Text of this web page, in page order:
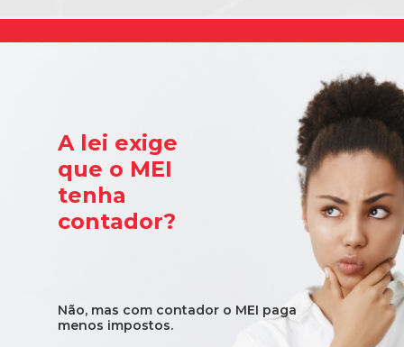
A lei exige
que o MEI
tenha
contador?
Não, mas com contador o MEI paga
menos impostos.